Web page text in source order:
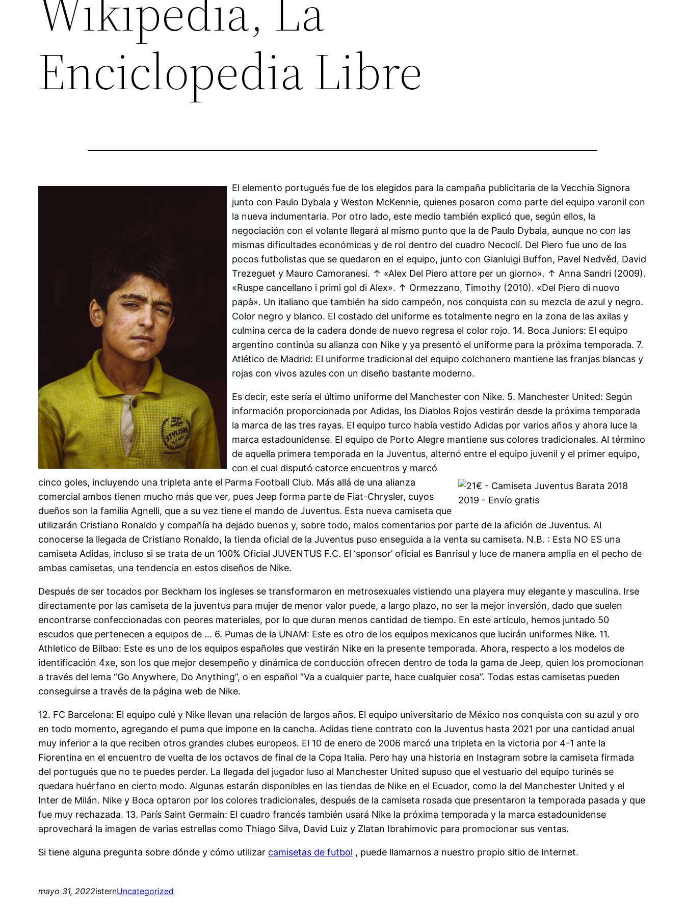
Enciclopedia Libre
El elemento portugués fue de los elegidos para la campaña publicitaria de la Vecchia Signora
junto con Paulo Dybala y Weston McKennie, quienes posaron como parte del equipo varonil con
la nueva indumentaria. Por otro lado, este medio también explicó que, según ellos, la
negociación con el volante llegará al mismo punto que la de Paulo Dybala, aunque no con las
mismas dificultades económicas y de rol dentro del cuadro Necoclí. Del Piero fue uno de los
pocos futbolistas que se quedaron en el equipo, junto con Gianluigi Buffon, Pavel Nedvěd, David
Trezeguet y Mauro Camoranesi. ↑ «Alex Del Piero attore per un giorno». ↑ Anna Sandri (2009).
«Ruspe cancellano i primi gol di Alex». ↑ Ormezzano, Timothy (2010). «Del Piero di nuovo
papà». Un italiano que también ha sido campeón, nos conquista con su mezcla de azul y negro.
Color negro y blanco. El costado del uniforme es totalmente negro en la zona de las axilas y
culmina cerca de la cadera donde de nuevo regresa el color rojo. 14. Boca Juniors: El equipo
argentino continúa su alianza con Nike y ya presentó el uniforme para la próxima temporada. 7.
Atlético de Madrid: El uniforme tradicional del equipo colchonero mantiene las franjas blancas y
rojas con vivos azules con un diseño bastante moderno.
Es decir, este sería el último uniforme del Manchester con Nike. 5. Manchester United: Según
información proporcionada por Adidas, los Diablos Rojos vestirán desde la próxima temporada
la marca de las tres rayas. El equipo turco había vestido Adidas por varios años y ahora luce la
marca estadounidense. El equipo de Porto Alegre mantiene sus colores tradicionales. Al término
de aquella primera temporada en la Juventus, alternó entre el equipo juvenil y el primer equipo,
con el cual disputó catorce encuentros y marcó
cinco goles, incluyendo una tripleta ante el Parma Football Club. Más allá de una alianza
comercial ambos tienen mucho más que ver, pues Jeep forma parte de Fiat-Chrysler, cuyos
dueños son la familia Agnelli, que a su vez tiene el mando de Juventus. Esta nueva camiseta que
utilizarán Cristiano Ronaldo y compañía ha dejado buenos y, sobre todo, malos comentarios por parte de la afición de Juventus. Al
conocerse la llegada de Cristiano Ronaldo, la tienda oficial de la Juventus puso enseguida a la venta su camiseta. N.B. : Esta NO ES una
camiseta Adidas, incluso si se trata de un 100% Oficial JUVENTUS F.C. El ‘sponsor’ oficial es Banrisul y luce de manera amplia en el pecho de
ambas camisetas, una tendencia en estos diseños de Nike.
Después de ser tocados por Beckham los ingleses se transformaron en metrosexuales vistiendo una playera muy elegante y masculina. Irse
directamente por las camiseta de la juventus para mujer de menor valor puede, a largo plazo, no ser la mejor inversión, dado que suelen
encontrarse confeccionadas con peores materiales, por lo que duran menos cantidad de tiempo. En este artículo, hemos juntado 50
escudos que pertenecen a equipos de … 6. Pumas de la UNAM: Este es otro de los equipos mexicanos que lucirán uniformes Nike. 11.
Athletico de Bilbao: Este es uno de los equipos españoles que vestirán Nike en la presente temporada. Ahora, respecto a los modelos de
identificación 4xe, son los que mejor desempeño y dinámica de conducción ofrecen dentro de toda la gama de Jeep, quien los promocionan
a través del lema “Go Anywhere, Do Anything”, o en español “Va a cualquier parte, hace cualquier cosa”. Todas estas camisetas pueden
conseguirse a través de la página web de Nike.
12. FC Barcelona: El equipo culé y Nike llevan una relación de largos años. El equipo universitario de México nos conquista con su azul y oro
en todo momento, agregando el puma que impone en la cancha. Adidas tiene contrato con la Juventus hasta 2021 por una cantidad anual
muy inferior a la que reciben otros grandes clubes europeos. El 10 de enero de 2006 marcó una tripleta en la victoria por 4-1 ante la
Fiorentina en el encuentro de vuelta de los octavos de final de la Copa Italia. Pero hay una historia en Instagram sobre la camiseta firmada
del portugués que no te puedes perder. La llegada del jugador luso al Manchester United supuso que el vestuario del equipo turinés se
quedara huérfano en cierto modo. Algunas estarán disponibles en las tiendas de Nike en el Ecuador, como la del Manchester United y el
Inter de Milán. Nike y Boca optaron por los colores tradicionales, después de la camiseta rosada que presentaron la temporada pasada y que
fue muy rechazada. 13. París Saint Germain: El cuadro francés también usará Nike la próxima temporada y la marca estadounidense
aprovechará la imagen de varias estrellas como Thiago Silva, David Luiz y Zlatan Ibrahimovic para promocionar sus ventas.
Si tiene alguna pregunta sobre dónde y cómo utilizar camisetas de futbol , puede llamarnos a nuestro propio sitio de Internet.
mayo 31, 2022isternUncategorized